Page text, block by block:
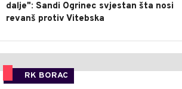
dalje": Sandi Ogrinec svjestan šta nosi
revanš protiv Vitebska
RK BORAC